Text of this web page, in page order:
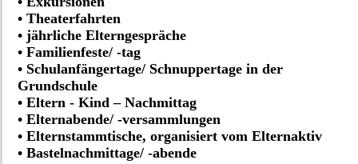
• Theaterfahrten
• jährliche Elterngespräche
• Familienfeste/ -tag
• Schulanfängertage/ Schnuppertage in der
Grundschule
• Eltern - Kind – Nachmittag
• Elternabende/ -versammlungen
• Elternstammtische, organisiert vom Elternaktiv
• Bastelnachmittage/ -abende